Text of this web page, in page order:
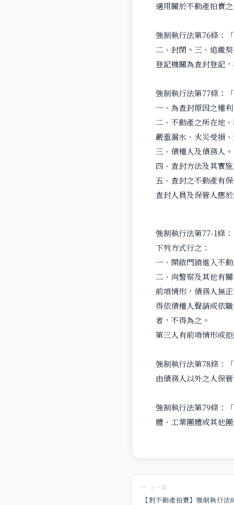
適用關於不動產拍賣之
強制執行法第76條：
二、封閉。三、追繳
登記機關為查封登記
強制執行法第77條：
一、為查封原因之權利
二、不動產之所在地
嚴重漏水、火災受損
三、債權人及債務人。
四、查封方法及其實
五、查封之不動產有
查封人員及保管人應
強制執行法第77-1條
下列方式行之：
一、開啟門鎖進入不
二、向警察及其他有
前項情形，債務人無
得依債權人聲請或依
者，不得為之。
第三人有前項情形或
強制執行法第78條：
由債務人以外之人保
強制執行法第79條：
體、工業團體或其他團
← 上一篇
【對不動產拍賣】強制執行法